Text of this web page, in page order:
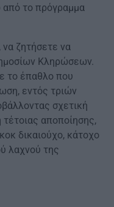
από το πρόγραμμα
ζητήσετε να
Κληρώσεων.
το έπαθλο που
εντός τριών
σχετική
αποποίησης,
δικαιούχο, κάτοχο
λαχνού της